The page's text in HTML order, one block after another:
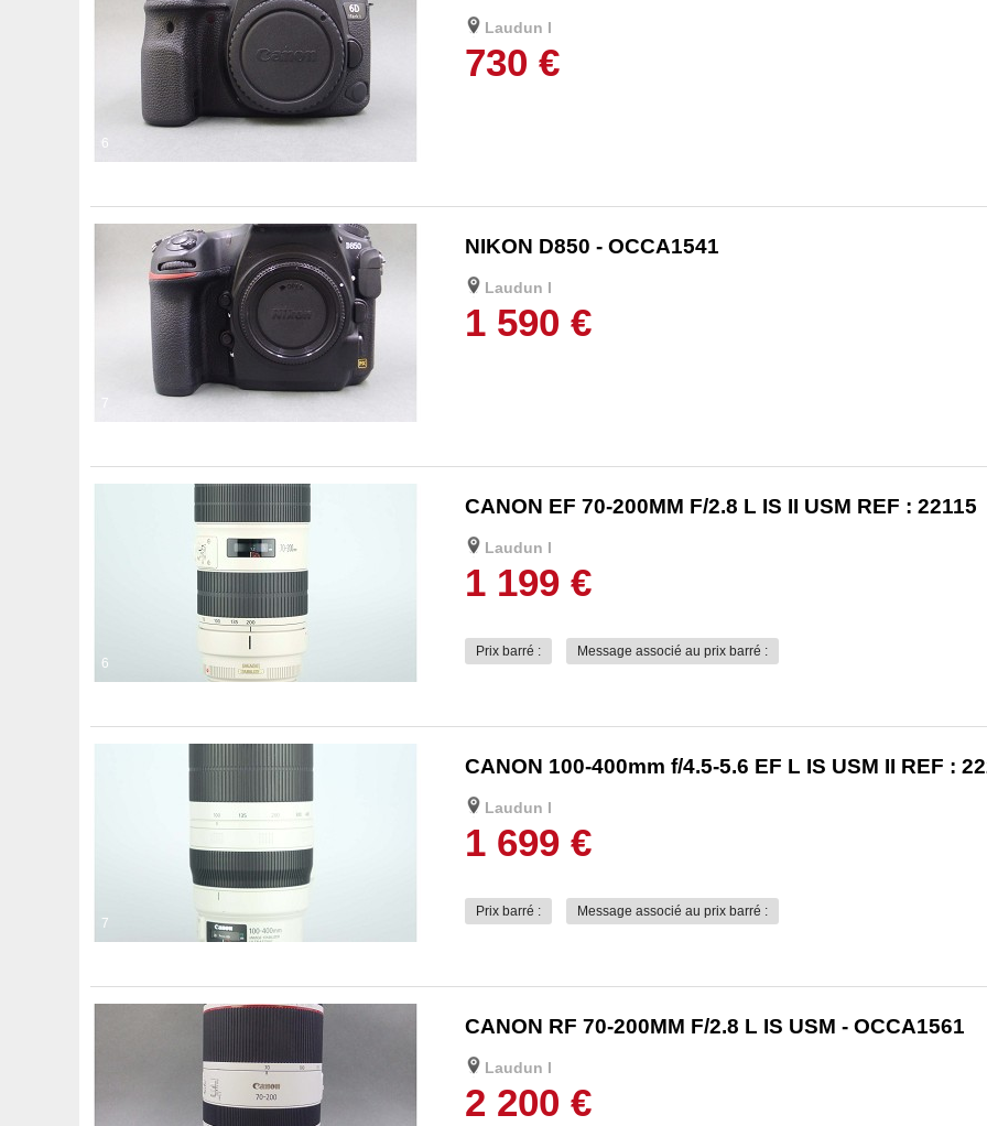
Laudun l
730 €
6
NIKON D850 - OCCA1541
Laudun l
1 590 €
CANON EF 70-200MM F/2.8 L IS II USM REF : 22115
Laudun l
1 199 €
Prix barré : Message associé au prix barré :
6
CANON 100-400mm f/4.5-5.6 EF L IS USM II REF :
Laudun l
1 699 €
Prix barré : Message associé au prix barré :
7
CANON RF 70-200MM F/2.8 L IS USM - OCCA1561
Laudun l
2 200 €